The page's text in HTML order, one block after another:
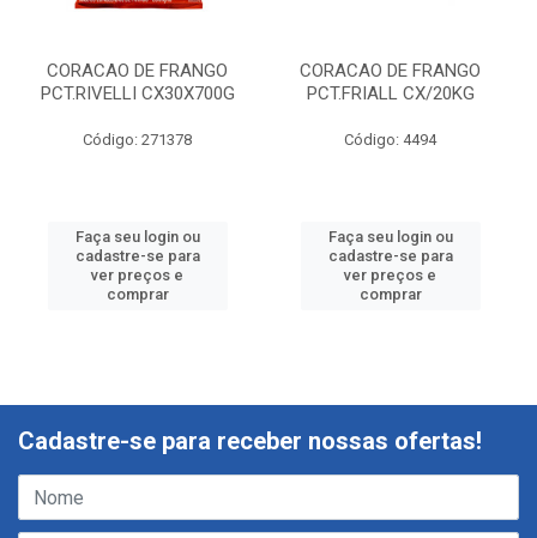
CORACAO DE FRANGO
PCT.RIVELLI CX30X700G
Código: 271378
Faça seu login ou
cadastre-se para
ver preços e
comprar
CORACAO DE FRANGO
PCT.FRIALL CX/20KG
Código: 4494
Faça seu login ou
cadastre-se para
ver preços e
comprar
Cadastre-se para receber nossas ofertas!